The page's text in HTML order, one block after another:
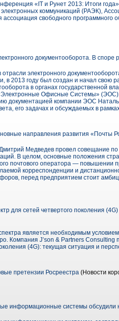
«IT и Рунет 2013: Итоги
коммуникаций (РАЭК),
свободного
документооборота. В споре
электронного
в 2013 году был создан и начал свою
в органах государственной
Офисные Системы»
документацией компании ЭОС
его задачах и обсуждаемых в
направления развития «Почты
Медведев провел совещание по
В целом, основные положения
почтового оператора — повышении
корреспонденции и
перед предприятием стоит
для сетей четвертого поколения
является необходимым
Компания J’son & Partners
(4G): текущая ситуация и
претензии Росреестра (Новости
информационные системы